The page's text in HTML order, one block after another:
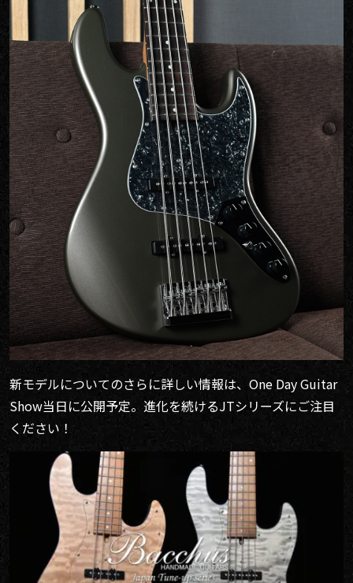
新モデルについてのさらに詳しい情報は、One Day Guitar
Show当日に公開予定。進化を続けるJTシリーズにご注目
ください！